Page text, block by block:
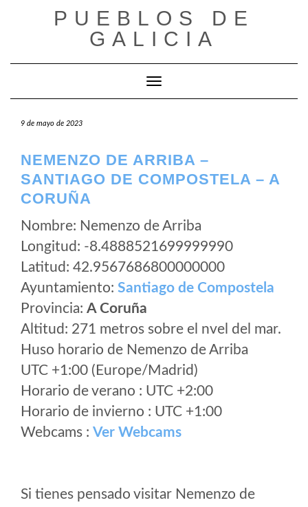
PUEBLOS DE
GALICIA
Cambiar modo de navegación
9 de mayo de 2023
NEMENZO DE ARRIBA –
SANTIAGO DE COMPOSTELA – A
CORUÑA
Nombre: Nemenzo de Arriba
Longitud: -8.4888521699999990
Latitud: 42.9567686800000000
Ayuntamiento: Santiago de Compostela
Provincia: A Coruña
Altitud: 271 metros sobre el nvel del mar.
Huso horario de Nemenzo de Arriba
UTC +1:00 (Europe/Madrid)
Horario de verano : UTC +2:00
Horario de invierno : UTC +1:00
Webcams : Ver Webcams
Si tienes pensado visitar Nemenzo de